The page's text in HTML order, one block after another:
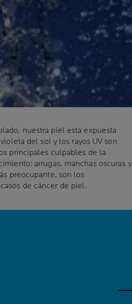
nuestra piel está expuesta
del sol y los rayos UV son
principales culpables de la
arrugas, manchas oscuras y
preocupante, son los
de cáncer de piel.